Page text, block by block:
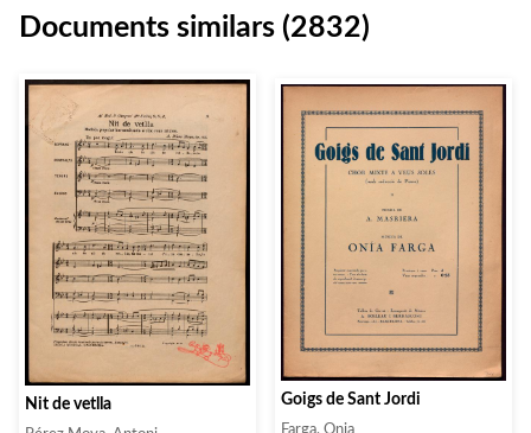
Documents similars (2832)
Nit de vetlla Goigs de Sant Jordi
Farga, Onia